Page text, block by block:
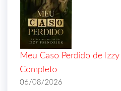
Meu Caso Perdido de
Completo
06/08/2026